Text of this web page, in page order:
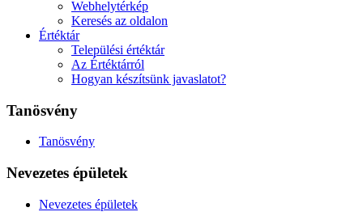
Webhelytérkép
Keresés az oldalon
Értéktár
Települési értéktár
Az Értéktárról
Hogyan készítsünk javaslatot?
Tanösvény
Tanösvény
Nevezetes épületek
Nevezetes épületek